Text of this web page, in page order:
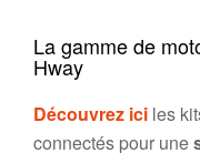
La gamme de
Hway
Découvrez ici les
connectés pour une